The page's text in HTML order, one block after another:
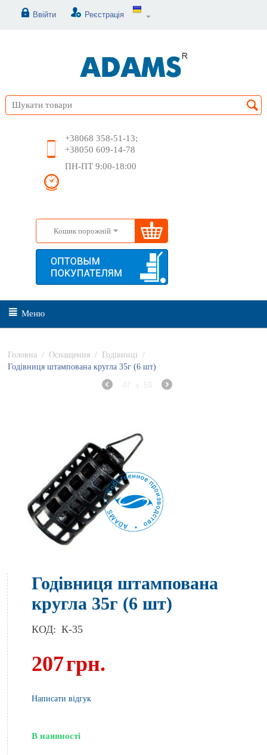
Ввійти Реєстрація
+38068 358-51-13;
+38050 609-14-78
ПН-ПТ 9:00-18:00
Кошик порожній
Меню
Головна / Оснащення / Годівниці
/
Годівниця штампована кругла 35г (6 шт)
47 з 59
Годівниця штампована
кругла 35г (6 шт)
КОД: К-35
207грн.
Написати відгук
В наявності